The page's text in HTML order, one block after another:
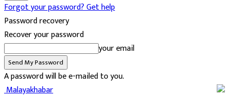
Forgot your password? Get help
Password recovery
Recover your password
your email
A password will be e-mailed to you.
Malayakhabar